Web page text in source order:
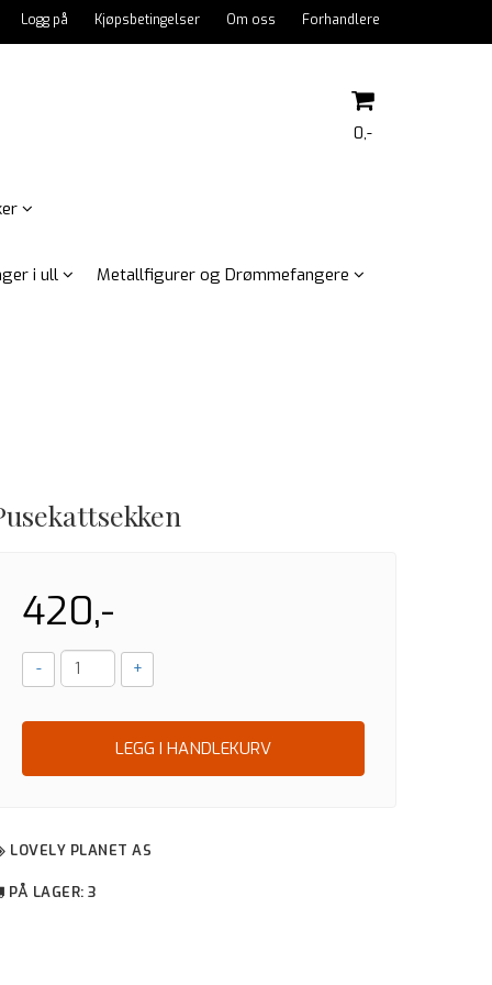
Logg på Kjøpsbetingelser Om oss Forhandlere
0,-
i ull Metallfigurer og Drømmefangere
420,-
- +
LEGG I HANDLEKURV
LOVELY PLANET AS
PÅ LAGER: 3